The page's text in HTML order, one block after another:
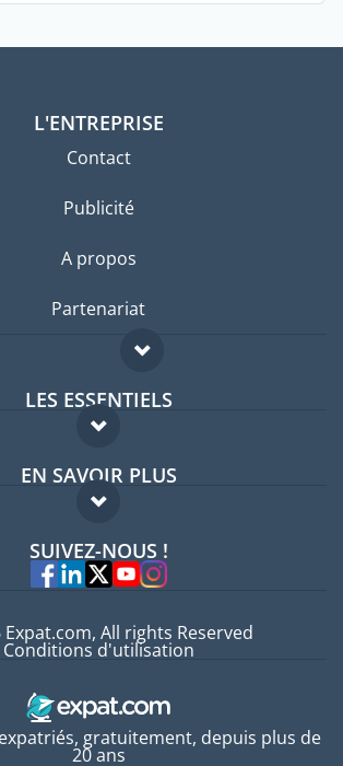
L'ENTREPRISE
Contact
Publicité
A propos
Partenariat
LES ESSENTIELS
Forum expatriés
Guides pays
EN SAVOIR PLUS
FAQ
Experts
SUIVEZ-NOUS !
gratuitement, depuis plus de
20 ans
All rights Reserved
Conditions d'utilisation